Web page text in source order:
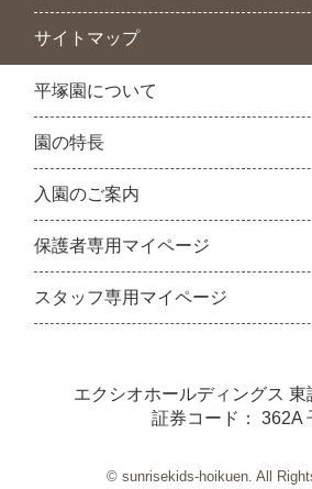
サイトマップ
平塚園について
園の特長
入園のご案内
保護者専用マイページ
スタッフ専用マイページ
エクシオホールディングス 東
証券コード： 362A
© sunrisekids-hoikuen. All